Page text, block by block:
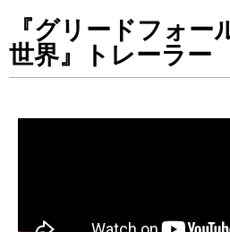
『グリードフォー
世界』トレーラー